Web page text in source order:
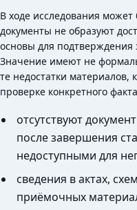
В ходе исследования может
документы не образуют
основы для подтверждения
Значение имеют не
те недостатки материалов,
проверке конкретного
отсутствуют
после завершения
недоступными для
сведения в актах,
приёмочных